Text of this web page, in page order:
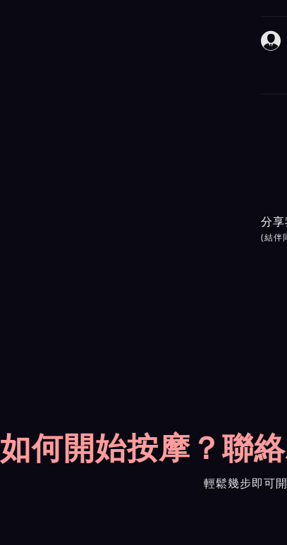

分
(結伴
如何開始按摩？聯
輕鬆幾步即可